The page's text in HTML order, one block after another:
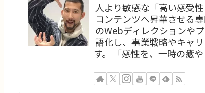
人より敏感な「高い感受
コンテンツへ昇華させる
のWebディレクションや
語化し、事業戦略やキャ
す。 「感性を、一時の癒